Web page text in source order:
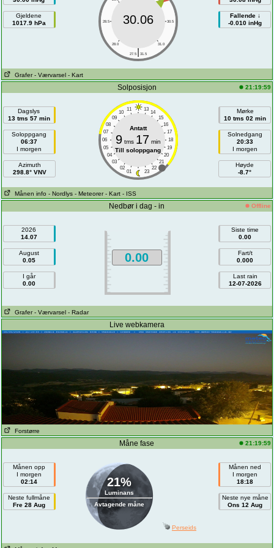
Gjeldene
1017.9 hPa
28.5 30.5
28.0 31.0
|
27.5 31.5
30.06
Fallende ↓
-0.010 inHg
Grafer - Værvarsel - Kart
Solposisjon 21:19:59
Dagslys
13 tms 57 min
Soloppgang
06:37
I morgen
Azimuth
298.8° VNV
11 13
10
14
09
15
08
16
07
17
06
18
05
19
04
20
03
21
02
22
01 23
Antatt
9tms 17 min
Till soloppgang
Mørke
10 tms 02 min
Solnedgang
20:33
I morgen
Høyde
-8.7°
Månen info - Nordlys - Meteorer - Kart - ISS
Nedbør i dag - in Offline
2026
14.07
August
0.05
I går
0.00
0.00
Siste time
0.00
Fart/t
0.000
Last rain
12-07-2026
Grafer - Værvarsel - Radar
Live webkamera
Forstørre
Måne fase 21:19:59
Månen opp
I morgen
02:14
Neste fullmåne
Fre 28 Aug
21%
Luminans
Avtagende måne
Månen ned
I morgen
18:18
Neste nye måne
Ons 12 Aug
Perseids